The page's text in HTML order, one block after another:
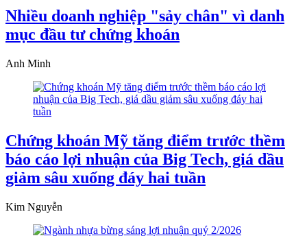
Nhiều doanh nghiệp "sảy chân" vì danh
mục đầu tư chứng khoán
Anh Minh
Chứng khoán Mỹ tăng điểm trước thềm
báo cáo lợi nhuận của Big Tech, giá dầu
giảm sâu xuống đáy hai tuần
Kim Nguyễn